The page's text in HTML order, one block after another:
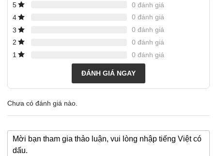
5
0 đánh giá
4
0 đánh giá
3
0 đánh giá
2
0 đánh giá
1
0 đánh giá
ĐÁNH GIÁ NGAY
Chưa có đánh giá nào.